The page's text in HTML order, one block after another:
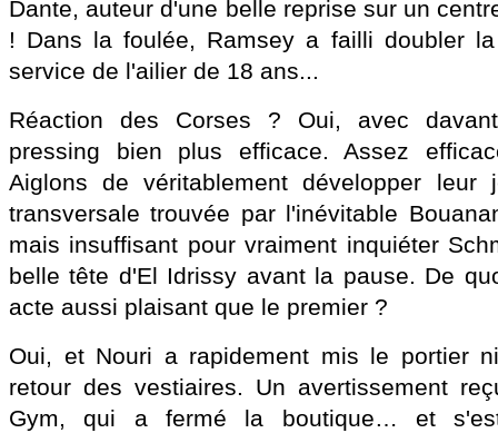
Dante, auteur d'une belle reprise sur un
! Dans la foulée, Ramsey a failli doubler
service de l'ailier de 18 ans...
Réaction des Corses ? Oui, avec
pressing bien plus efficace. Assez
Aiglons de véritablement développer leur
transversale trouvée par l'inévitable
mais insuffisant pour vraiment inquiéter
belle tête d'El Idrissy avant la pause. De
acte aussi plaisant que le premier ?
Oui, et Nouri a rapidement mis le portier
retour des vestiaires. Un avertissement
Gym, qui a fermé la boutique… et